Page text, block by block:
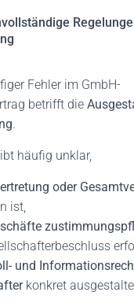
Fehler im GmbH-
betrifft die
.
häufig unklar,
oder
ist,
und
konkret